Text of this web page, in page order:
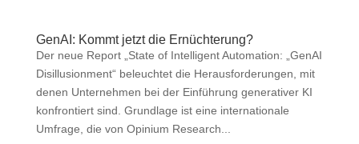
GenAI: Kommt jetzt die Ernüchterung?
Der neue Report „State of Intelligent Automation: „GenAI
Disillusionment“ beleuchtet die Herausforderungen, mit
denen Unternehmen bei der Einführung generativer KI
konfrontiert sind. Grundlage ist eine internationale
Umfrage, die von Opinium Research...